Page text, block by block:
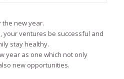
the new year.
your ventures be successful and
stay healthy.
year as one which not only
new opportunities.